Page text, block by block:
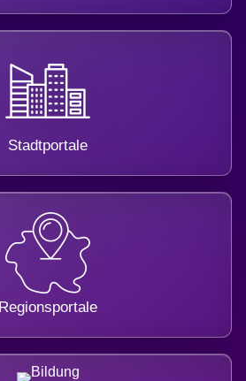
Stadtportale
Regionsportale